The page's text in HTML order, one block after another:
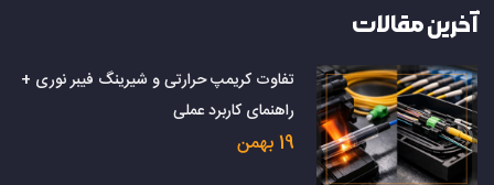
آخرین مقالات
تفاوت کریمپ حرارتی و شیرینگ فیبر نوری +
راهنمای کاربرد عملی
19 بهمن